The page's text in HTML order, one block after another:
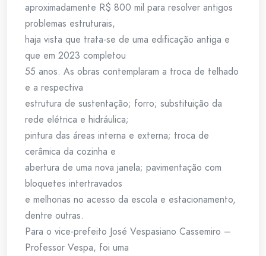
aproximadamente R$ 800 mil para resolver antigos
problemas estruturais,
haja vista que trata-se de uma edificação antiga e
que em 2023 completou
55 anos. As obras contemplaram a troca de telhado
e a respectiva
estrutura de sustentação; forro; substituição da
rede elétrica e hidráulica;
pintura das áreas interna e externa; troca de
cerâmica da cozinha e
abertura de uma nova janela; pavimentação com
bloquetes intertravados
e melhorias no acesso da escola e estacionamento,
dentre outras.
Para o vice-prefeito José Vespasiano Cassemiro –
Professor Vespa, foi uma